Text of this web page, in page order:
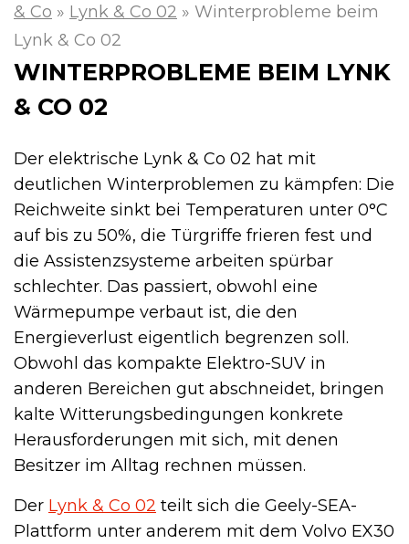
& Co » Lynk & Co 02 » Winterprobleme beim
Lynk & Co 02
WINTERPROBLEME BEIM LYNK
& CO 02
Der elektrische Lynk & Co 02 hat mit
deutlichen Winterproblemen zu kämpfen: Die
Reichweite sinkt bei Temperaturen unter 0°C
auf bis zu 50%, die Türgriffe frieren fest und
die Assistenzsysteme arbeiten spürbar
schlechter. Das passiert, obwohl eine
Wärmepumpe verbaut ist, die den
Energieverlust eigentlich begrenzen soll.
Obwohl das kompakte Elektro-SUV in
anderen Bereichen gut abschneidet, bringen
kalte Witterungsbedingungen konkrete
Herausforderungen mit sich, mit denen
Besitzer im Alltag rechnen müssen.
Der Lynk & Co 02 teilt sich die Geely-SEA-
Plattform unter anderem mit dem Volvo EX30